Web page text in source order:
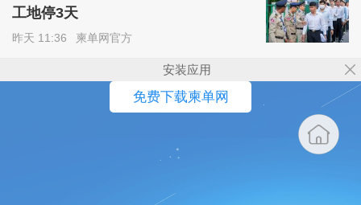
工地停3天
昨天 11:36 柬单网官方
安装应用
免费下载柬单网